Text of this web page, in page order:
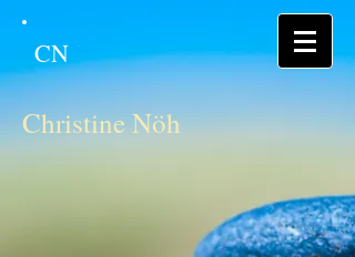
CN
Christine Nöh